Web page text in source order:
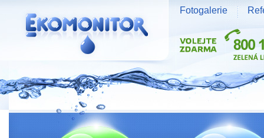
Vodní zdroje Ekomonitor spol. s r.o.
Fotogalerie